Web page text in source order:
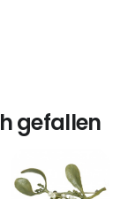
gefallen